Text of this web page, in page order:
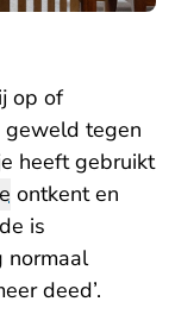
op of
geweld tegen
heeft gebruikt
ontkent en
is
normaal
deed’.